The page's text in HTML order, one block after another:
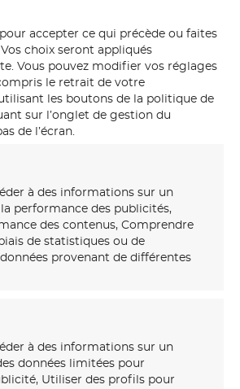
accepter ce qui précède ou faites
choix seront appliqués
Vous pouvez modifier vos réglages
le retrait de votre
les boutons de la politique de
sur l’onglet de gestion du
de l’écran.
à des informations sur un
performance des publicités,
des contenus, Comprendre
de statistiques ou de
provenant de différentes
à des informations sur un
données limitées pour
Utiliser des profils pour
et papiers peints sur-mesure,